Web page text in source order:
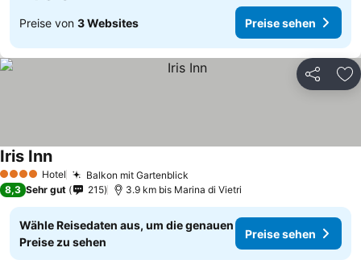
Preise von 3 Websites Preise sehen
Teilen
4 Sterne Hotel Balkon mit Gartenblick
Iris Inn
8,3 Sehr gut 215 3.9 km bis Marina di Vietri
Wähle Reisedaten aus, um die genauen
Preise zu sehen
Preise sehen